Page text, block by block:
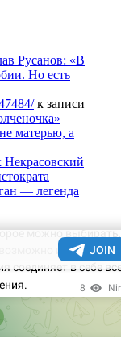
Русанов: «В
Но есть
к записи
матерью, а
— легенда